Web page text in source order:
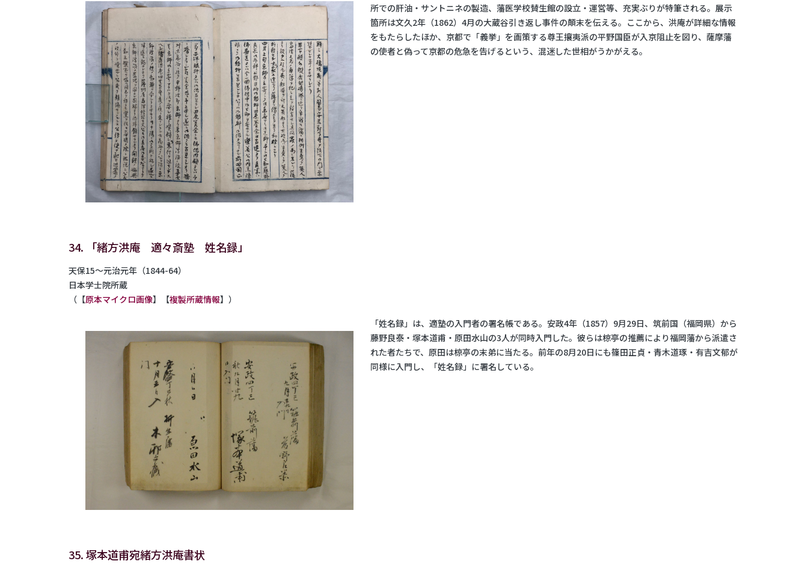
所での肝油・サントニネの製造、藩医学校賛生館の設立・運営等、充実ぶりが特筆される。展示
箇所は文久2年（1862）4月の大蔵谷引き返し事件の顛末を伝える。ここから、洪庵が詳細な情報
をもたらしたほか、京都で「義挙」を画策する尊王攘夷派の平野国臣が入京阻止を図り、薩摩藩
の使者と偽って京都の危急を告げるという、混迷した世相がうかがえる。
34. 「緒方洪庵 適々斎塾 姓名録」
天保15～元治元年（1844-64）
日本学士院所蔵
（【原本マイクロ画像】【複製所蔵情報】）
「姓名録」は、適塾の入門者の署名帳である。安政4年（1857）9月29日、筑前国（福岡県）から
藤野良泰・塚本道甫・原田水山の3人が同時入門した。彼らは椋亭の推薦により福岡藩から派遣さ
れた者たちで、原田は椋亭の末弟に当たる。前年の8月20日にも篠田正貞・青木道琢・有吉文郁が
同様に入門し、「姓名録」に署名している。
35. 塚本道甫宛緒方洪庵書状